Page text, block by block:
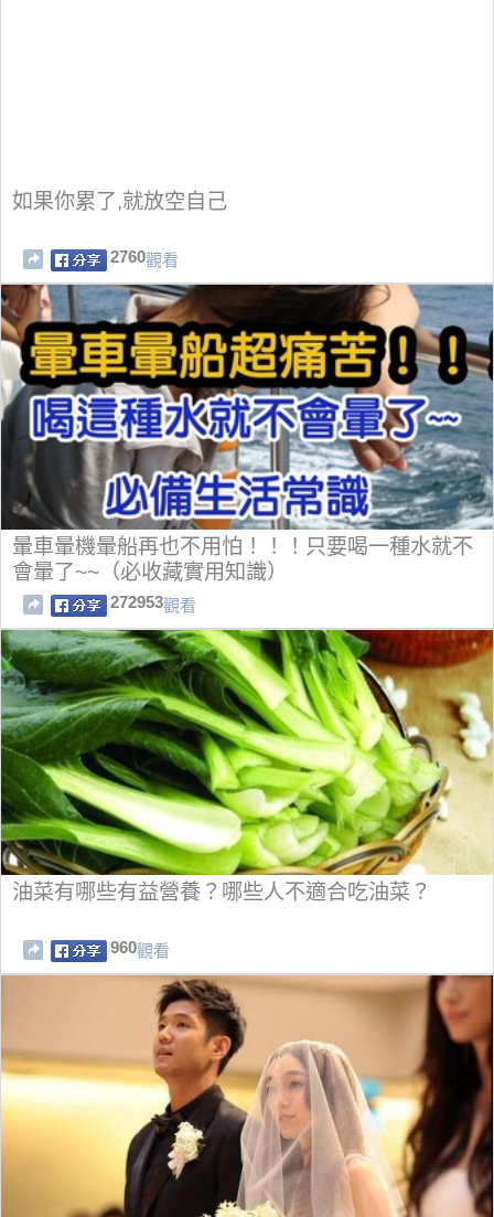
如果你累了,就放空自己
2760觀看
暈車暈機暈船再也不用怕！！！只要喝一種水就不
會暈了~~（必收藏實用知識）
272953觀看
油菜有哪些有益營養？哪些人不適合吃油菜？
960觀看